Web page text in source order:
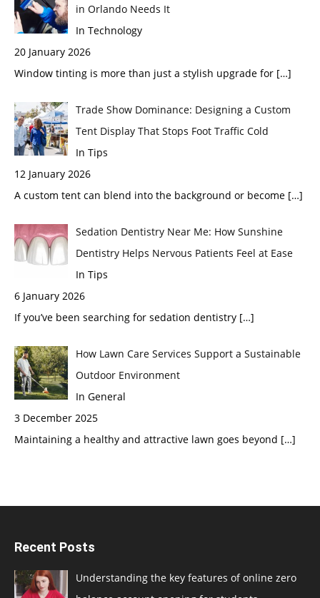
in Orlando Needs It
In Technology
20 January 2026
Window tinting is more than just a stylish upgrade for […]
Trade Show Dominance: Designing a Custom
Tent Display That Stops Foot Traffic Cold
In Tips
12 January 2026
A custom tent can blend into the background or become […]
Sedation Dentistry Near Me: How Sunshine
Dentistry Helps Nervous Patients Feel at Ease
In Tips
6 January 2026
If you’ve been searching for sedation dentistry […]
How Lawn Care Services Support a Sustainable
Outdoor Environment
In General
3 December 2025
Maintaining a healthy and attractive lawn goes beyond […]
Recent Posts
Understanding the key features of online zero